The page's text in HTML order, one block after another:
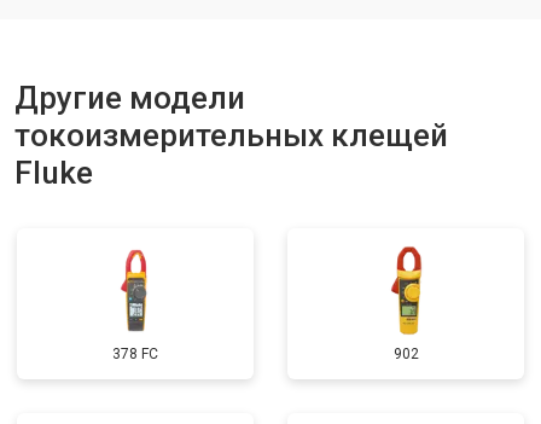
Другие модели
токоизмерительных клещей
Fluke
378 FC 902